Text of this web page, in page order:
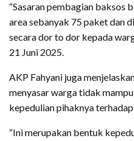
“Sasaran pembagian baksos
area sebanyak 75 paket dan
secara dor to dor kepada
21 Juni 2025.
AKP Fahyani juga
menyasar warga tidak
kepedulian pihaknya
“Ini merupakan bentuk